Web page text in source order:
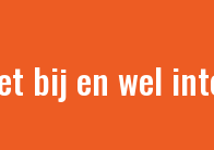
bij en wel